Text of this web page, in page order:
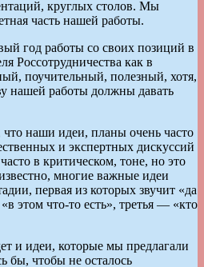
круглых столов. Мы
часть нашей работы.
год работы со своих позиций в
Россотрудничества как в
поучительный, полезный, хотя,
нашей работы должны давать
наши идеи, планы очень часто
и экспертных дискуссий
в критическом, тоне, но это
многие важные идеи
первая из которых звучит «да
этом что-то есть», третья — «кто
и идеи, которые мы предлагали
бы, чтобы не осталось